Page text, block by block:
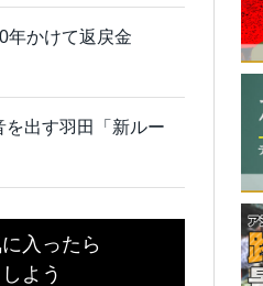
年かけて返戻金
出す羽田「新ルー
入ったら
よう